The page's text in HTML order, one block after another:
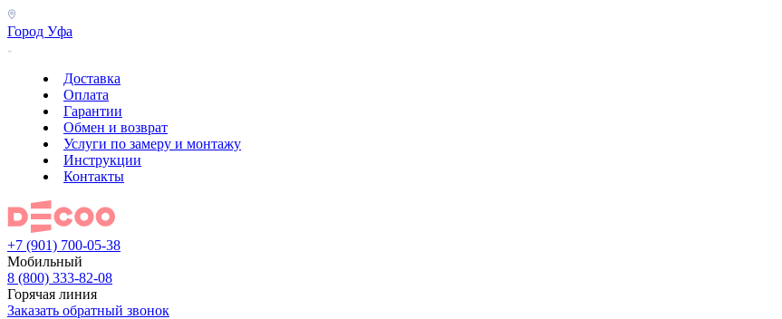
Город Уфа
Доставка
Оплата
Гарантии
Обмен и возврат
Услуги по замеру и монтажу
Инструкции
Контакты
+7 (901) 700-05-38
Мобильный
8 (800) 333-82-08
Горячая линия
Заказать обратный звонок